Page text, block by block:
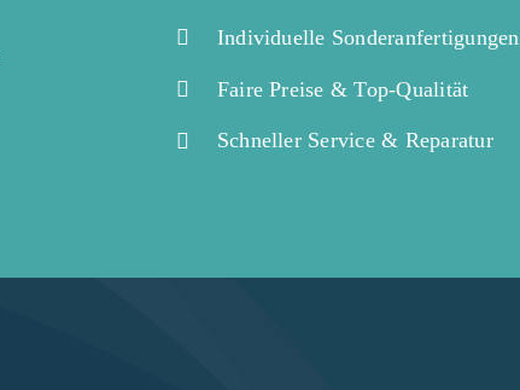
Individuelle Sonderanfertigungen
Faire Preise & Top-Qualität
Schneller Service & Reparatur